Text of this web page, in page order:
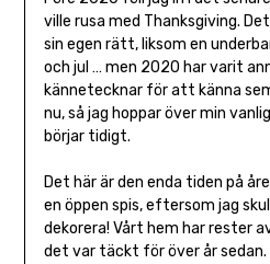
ville rusa med Thanksgiving.
sin egen rätt, liksom en
och jul … men 2020 har varit
kännetecknar för att känna
nu, så jag hoppar över min
börjar tidigt.
Det här är den enda tiden på
en öppen spis, eftersom jag
dekorera! Vårt hem har rester
det var täckt för över år sedan.